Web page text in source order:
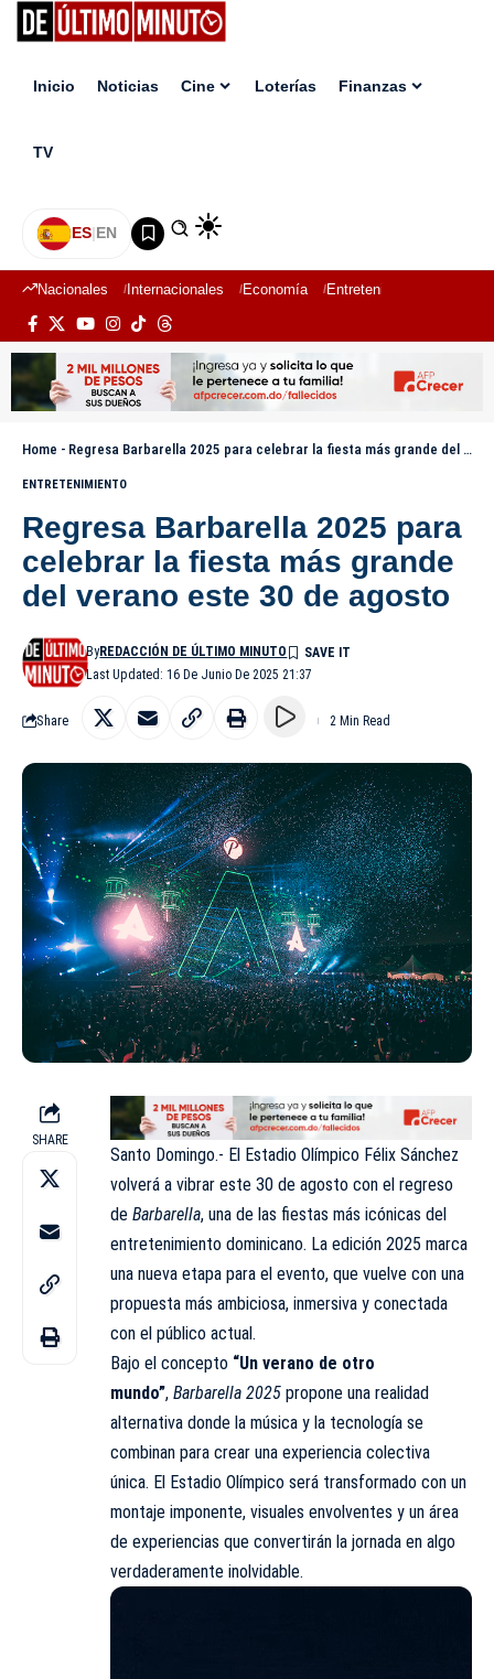
Inicio Noticias Cine Loterías Finanzas
TV
ES|EN
Nacionales Internacionales Economía Entretenimiento
Home - Regresa Barbarella 2025 para celebrar la fiesta más grande del verano este 30 de agosto
ENTRETENIMIENTO
Regresa Barbarella 2025 para
celebrar la fiesta más grande
del verano este 30 de agosto
Last Updated: 16 De Junio De 2025 21:37
ByREDACCIÓN DE ÚLTIMO MINUTO
Share 2 Min Read
SHARE
Santo Domingo.- El Estadio Olímpico Félix Sánchez
volverá a vibrar este 30 de agosto con el regreso
de Barbarella, una de las fiestas más icónicas del
entretenimiento dominicano. La edición 2025 marca
una nueva etapa para el evento, que vuelve con una
propuesta más ambiciosa, inmersiva y conectada
con el público actual.
Bajo el concepto “Un verano de otro
mundo”, Barbarella 2025 propone una realidad
alternativa donde la música y la tecnología se
combinan para crear una experiencia colectiva
única. El Estadio Olímpico será transformado con un
montaje imponente, visuales envolventes y un área
de experiencias que convertirán la jornada en algo
verdaderamente inolvidable.